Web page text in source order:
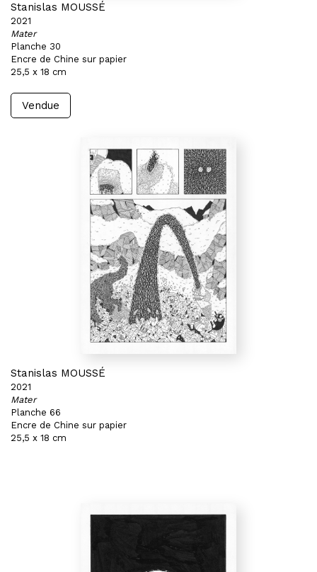
Stanislas MOUSSÉ
2021
Mater
Planche 30
Encre de Chine sur papier
25,5 x 18 cm
Vendue
Stanislas MOUSSÉ
2021
Mater
Planche 66
Encre de Chine sur papier
25,5 x 18 cm